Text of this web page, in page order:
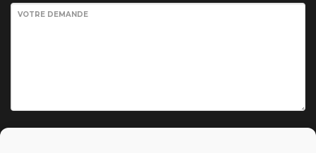
VOTRE DEMANDE